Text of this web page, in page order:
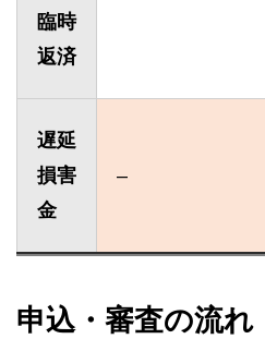
臨時
返済
遅延
損害
金
–
申込・審査の流れ